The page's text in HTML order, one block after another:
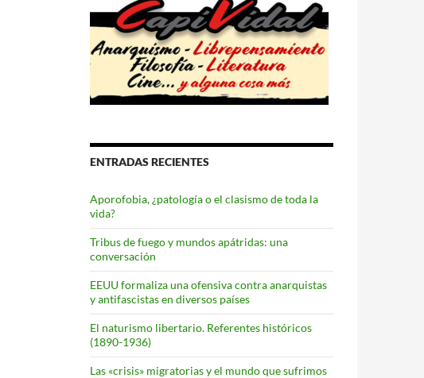
ENTRADAS RECIENTES
Aporofobia, ¿patología o el clasismo de toda la
vida?
Tribus de fuego y mundos apátridas: una
conversación
EEUU formaliza una ofensiva contra anarquistas
y antifascistas en diversos países
El naturismo libertario. Referentes históricos
(1890-1936)
Las «crisis» migratorias y el mundo que sufrimos